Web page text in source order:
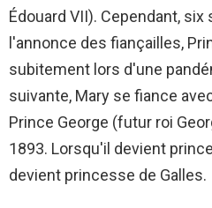
Édouard VII). Cependant,
l'annonce des fiançailles,
subitement lors d'une
suivante, Mary se fiance
Prince George (futur roi
1893. Lorsqu'il devient
devient princesse de Galles.